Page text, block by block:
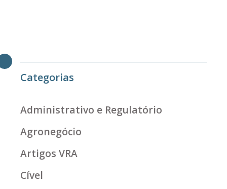
Categorias
Administrativo e Regulatório
Agronegócio
Artigos VRA
Cível